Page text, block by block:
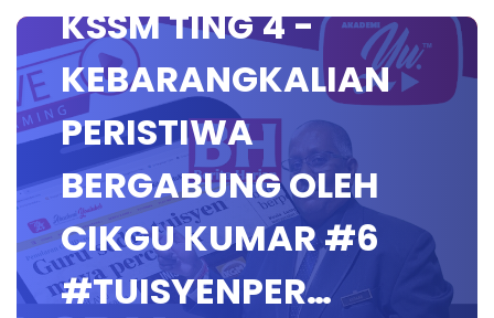
KSSM TING 4 -
KEBARANGKALIAN
PERISTIWA
BERGABUNG OLEH
CIKGU KUMAR #6
#TUISYENPER…